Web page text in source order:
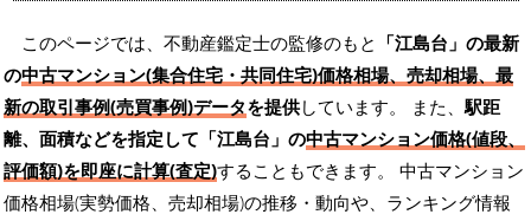
このページでは、不動産鑑定士の監修のもと 「江島台」の最新
の中古マンション(集合住宅・共同住宅)価格相場、売却相場、最
新の取引事例(売買事例)データを提供しています。 また、駅距
離、面積などを指定して「江島台」の中古マンション価格(値段、
評価額)を即座に計算(査定)することもできます。 中古マンション
価格相場(実勢価格、売却相場)の推移・動向や、ランキング情報